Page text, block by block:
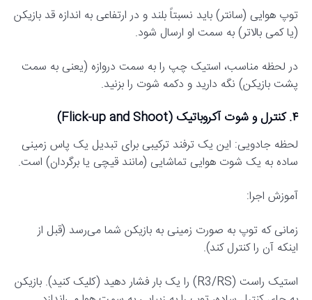
توپ هوایی (سانتر) باید نسبتاً بلند و در ارتفاعی به اندازه قد بازیکن
(یا کمی بالاتر) به سمت او ارسال شود.
در لحظه مناسب، استیک چپ را به سمت دروازه (یعنی به سمت
پشت بازیکن) نگه دارید و دکمه شوت را بزنید.
۴. کنترل و شوت آکروباتیک (Flick-up and Shoot)
لحظه جادویی: این یک ترفند ترکیبی برای تبدیل یک پاس زمینی
ساده به یک شوت هوایی تماشایی (مانند قیچی یا برگردان) است.
آموزش اجرا:
زمانی که توپ به صورت زمینی به بازیکن شما می‌رسد (قبل از
اینکه آن را کنترل کند).
استیک راست (R3/RS) را یک بار فشار دهید (کلیک کنید). بازیکن